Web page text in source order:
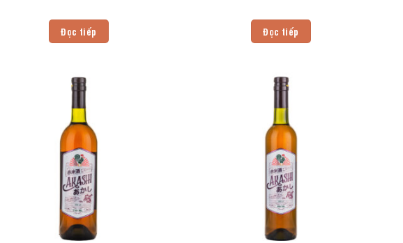
Đọc tiếp Đọc tiếp